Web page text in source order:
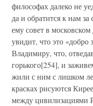
философах далеко не
да и обратится к нам
ему совет в
увидит, что это «добро
Владимиру, что,
горького[254], и
жили с ним с лишком
красках рисуются
между цивилизациями